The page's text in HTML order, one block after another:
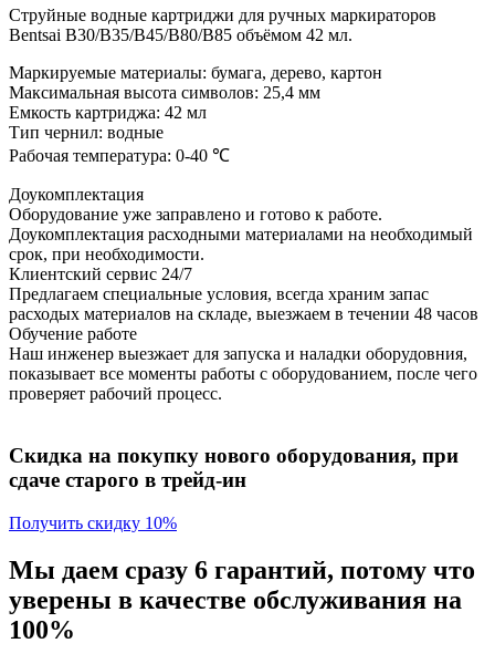
Струйные водные картриджи для ручных маркираторов
Bentsai B30/B35/B45/B80/B85 объёмом 42 мл.
Маркируемые материалы: бумага, дерево, картон
Максимальная высота символов: 25,4 мм
Емкость картриджа: 42 мл
Тип чернил: водные
Рабочая температура: 0-40 ℃
Доукомплектация
Оборудование уже заправлено и готово к работе.
Доукомплектация расходными материалами на необходимый
срок, при необходимости.
Клиентский сервис 24/7
Предлагаем специальные условия, всегда храним запас
расходых материалов на складе, выезжаем в течении 48 часов
Обучение работе
Наш инженер выезжает для запуска и наладки оборудовния,
показывает все моменты работы с оборудованием, после чего
проверяет рабочий процесс.
Скидка на покупку нового оборудования, при
сдаче старого в трейд-ин
Получить скидку 10%
Мы даем сразу 6 гарантий, потому что
уверены в качестве обслуживания на
100%